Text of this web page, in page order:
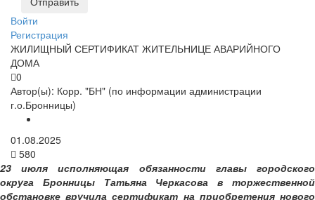
Войти
Регистрация
ЖИЛИЩНЫЙ СЕРТИФИКАТ ЖИТЕЛЬНИЦЕ АВАРИЙНОГО
ДОМА
0
Автор(ы): Корр. "БН" (по информации администрации
г.о.Бронницы)
01.08.2025
580
23 июля исполняющая обязанности главы городского
округа Бронницы Татьяна Черкасова в торжественной
обстановке вручила сертификат на приобретения нового